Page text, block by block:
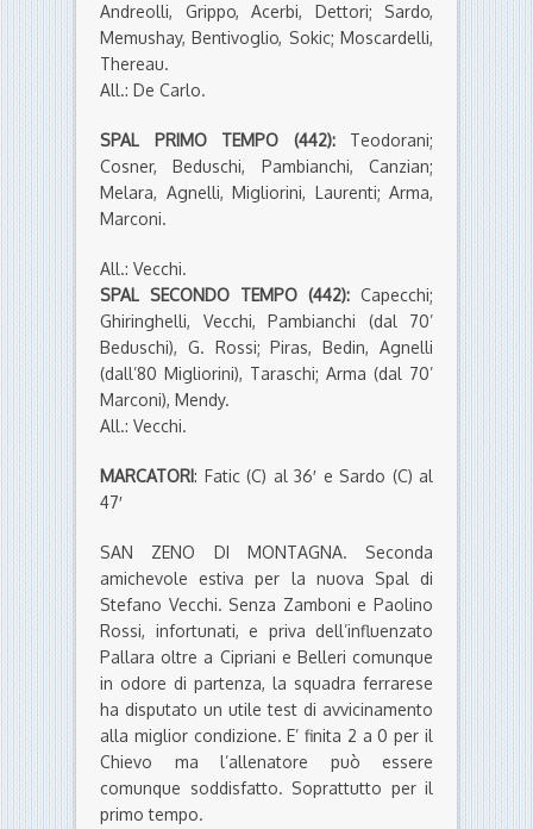
Andreolli, Grippo, Acerbi, Dettori; Sardo,
Memushay, Bentivoglio, Sokic; Moscardelli,
Thereau.
All.: De Carlo.
SPAL PRIMO TEMPO (442): Teodorani;
Cosner, Beduschi, Pambianchi, Canzian;
Melara, Agnelli, Migliorini, Laurenti; Arma,
Marconi.
All.: Vecchi.
SPAL SECONDO TEMPO (442): Capecchi;
Ghiringhelli, Vecchi, Pambianchi (dal 70’
Beduschi), G. Rossi; Piras, Bedin, Agnelli
(dall’80 Migliorini), Taraschi; Arma (dal 70’
Marconi), Mendy.
All.: Vecchi.
MARCATORI: Fatic (C) al 36′ e Sardo (C) al
47′
SAN ZENO DI MONTAGNA. Seconda
amichevole estiva per la nuova Spal di
Stefano Vecchi. Senza Zamboni e Paolino
Rossi, infortunati, e priva dell’influenzato
Pallara oltre a Cipriani e Belleri comunque
in odore di partenza, la squadra ferrarese
ha disputato un utile test di avvicinamento
alla miglior condizione. E’ finita 2 a 0 per il
Chievo ma l’allenatore può essere
comunque soddisfatto. Soprattutto per il
primo tempo.